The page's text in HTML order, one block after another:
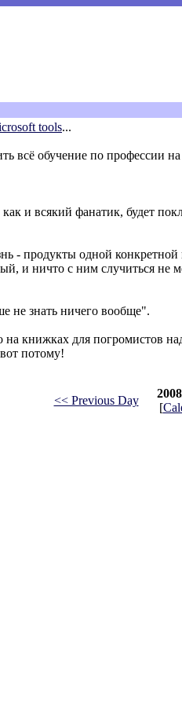
tools...
всё обучение по
и всякий фанатик, будет
- продукты одной
и ничто с ним случиться
не знать ничего вообще".
на книжках для погромистов
потому!
<< Previous Day
[